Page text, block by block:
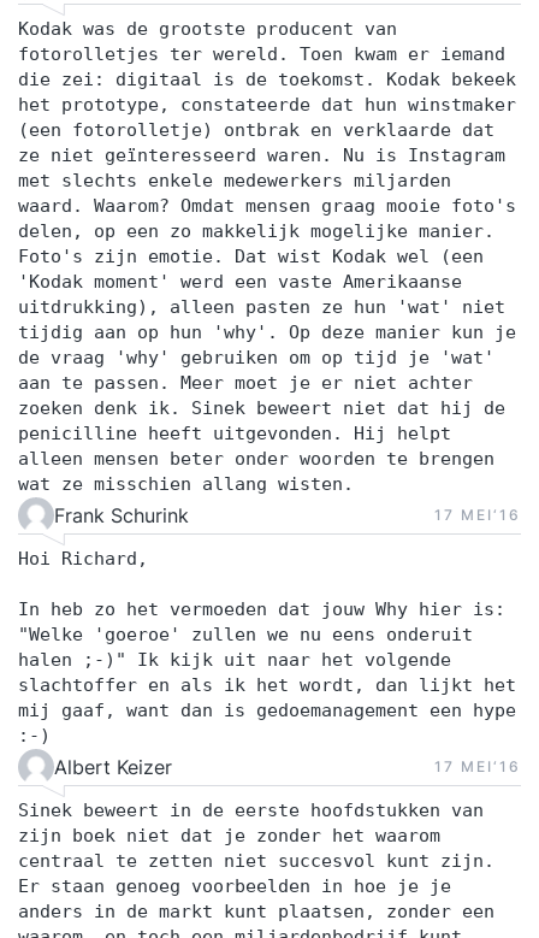
Kodak was de grootste producent van
fotorolletjes ter wereld. Toen kwam er iemand
die zei: digitaal is de toekomst. Kodak bekeek
het prototype, constateerde dat hun winstmaker
(een fotorolletje) ontbrak en verklaarde dat
ze niet geïnteresseerd waren. Nu is Instagram
met slechts enkele medewerkers miljarden
waard. Waarom? Omdat mensen graag mooie foto's
delen, op een zo makkelijk mogelijke manier.
Foto's zijn emotie. Dat wist Kodak wel (een
'Kodak moment' werd een vaste Amerikaanse
uitdrukking), alleen pasten ze hun 'wat' niet
tijdig aan op hun 'why'. Op deze manier kun je
de vraag 'why' gebruiken om op tijd je 'wat'
aan te passen. Meer moet je er niet achter
zoeken denk ik. Sinek beweert niet dat hij de
penicilline heeft uitgevonden. Hij helpt
alleen mensen beter onder woorden te brengen
wat ze misschien allang wisten.
Frank Schurink 17 MEI‘16
Hoi Richard,
In heb zo het vermoeden dat jouw Why hier is:
"Welke 'goeroe' zullen we nu eens onderuit
halen ;-)" Ik kijk uit naar het volgende
slachtoffer en als ik het wordt, dan lijkt het
mij gaaf, want dan is gedoemanagement een hype
:-)
Albert Keizer 17 MEI‘16
Sinek beweert in de eerste hoofdstukken van
zijn boek niet dat je zonder het waarom
centraal te zetten niet succesvol kunt zijn.
Er staan genoeg voorbeelden in hoe je je
anders in de markt kunt plaatsen, zonder een